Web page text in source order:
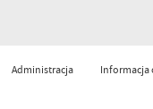
Administracja Informacja